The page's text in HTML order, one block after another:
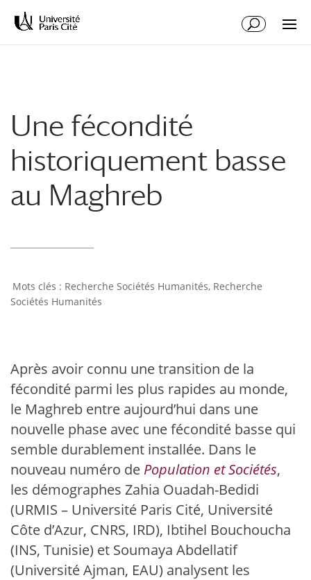
Une fécondité
historiquement basse
au Maghreb
Recherche Sociétés Humanités, Recherche
Sociétés Humanités
Après avoir connu une transition de la
fécondité parmi les plus rapides au monde,
le Maghreb entre aujourd’hui dans une
nouvelle phase avec une fécondité basse qui
semble durablement installée. Dans le
nouveau numéro de Population et Sociétés,
les démographes Zahia Ouadah-Bedidi
(URMIS – Université Paris Cité, Université
Côte d’Azur, CNRS, IRD), Ibtihel Bouchoucha
(INS, Tunisie) et Soumaya Abdellatif
(Université Ajman, EAU) analysent les